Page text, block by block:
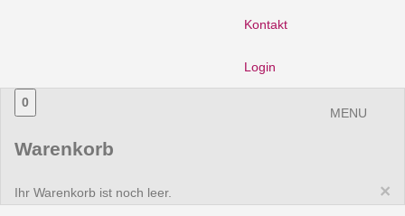
Kontakt
Login
MENU
0
Warenkorb
×
Ihr Warenkorb ist noch leer.